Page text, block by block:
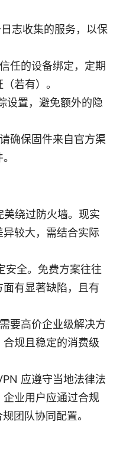
志收集的服务，以保
任的设备绑定，定期
若有）。
设置，避免额外的隐
确保固件来自官方渠
美绕过防火墙。现实
较大，需结合实际
安全。免费方案往往
有显著缺陷，且有
要高价企业级解决方
规且稳定的消费级
应遵守当地法律法
业用户应通过合规
团队协同配置。